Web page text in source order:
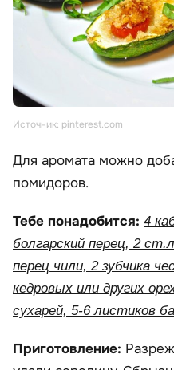
Источник: pinterest.com
Для аромата можно
помидоров.
Тебе понадобится: 4
болгарский перец, 2
перец чили, 2 зубчика
кедровых или других
сухарей, 5-6 листиков
Приготовление: